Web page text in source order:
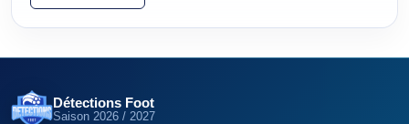
Détections Foot
Saison 2026 / 2027